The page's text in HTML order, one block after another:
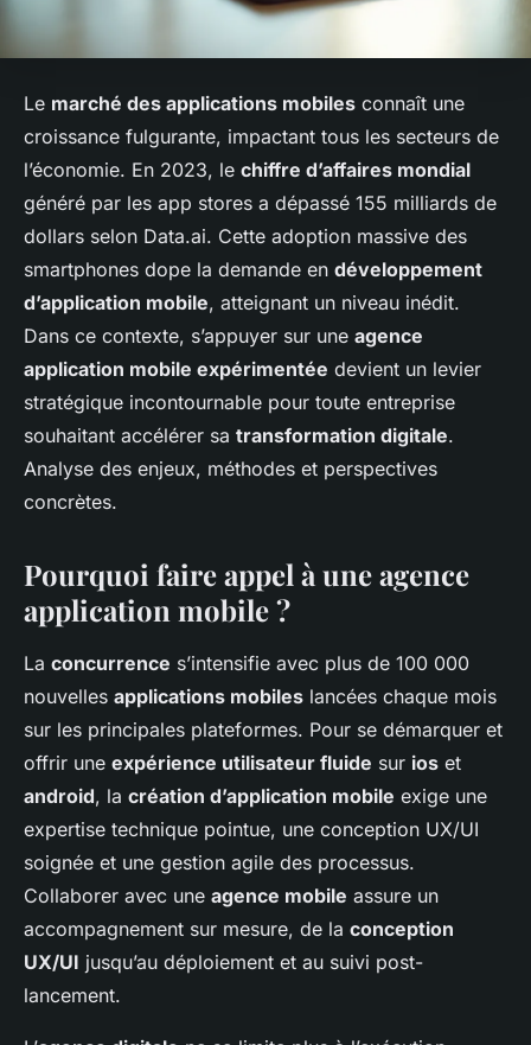
Le marché des applications mobiles connaît une
croissance fulgurante, impactant tous les secteurs de
l’économie. En 2023, le chiffre d’affaires mondial
généré par les app stores a dépassé 155 milliards de
dollars selon Data.ai. Cette adoption massive des
smartphones dope la demande en développement
d’application mobile, atteignant un niveau inédit.
Dans ce contexte, s’appuyer sur une agence
application mobile expérimentée devient un levier
stratégique incontournable pour toute entreprise
souhaitant accélérer sa transformation digitale.
Analyse des enjeux, méthodes et perspectives
concrètes.
Pourquoi faire appel à une agence
application mobile ?
La concurrence s’intensifie avec plus de 100 000
nouvelles applications mobiles lancées chaque mois
sur les principales plateformes. Pour se démarquer et
offrir une expérience utilisateur fluide sur ios et
android, la création d’application mobile exige une
expertise technique pointue, une conception UX/UI
soignée et une gestion agile des processus.
Collaborer avec une agence mobile assure un
accompagnement sur mesure, de la conception
UX/UI jusqu’au déploiement et au suivi post-
lancement.